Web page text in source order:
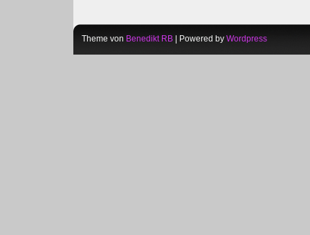
Theme von Benedikt RB | Powered by Wordpress